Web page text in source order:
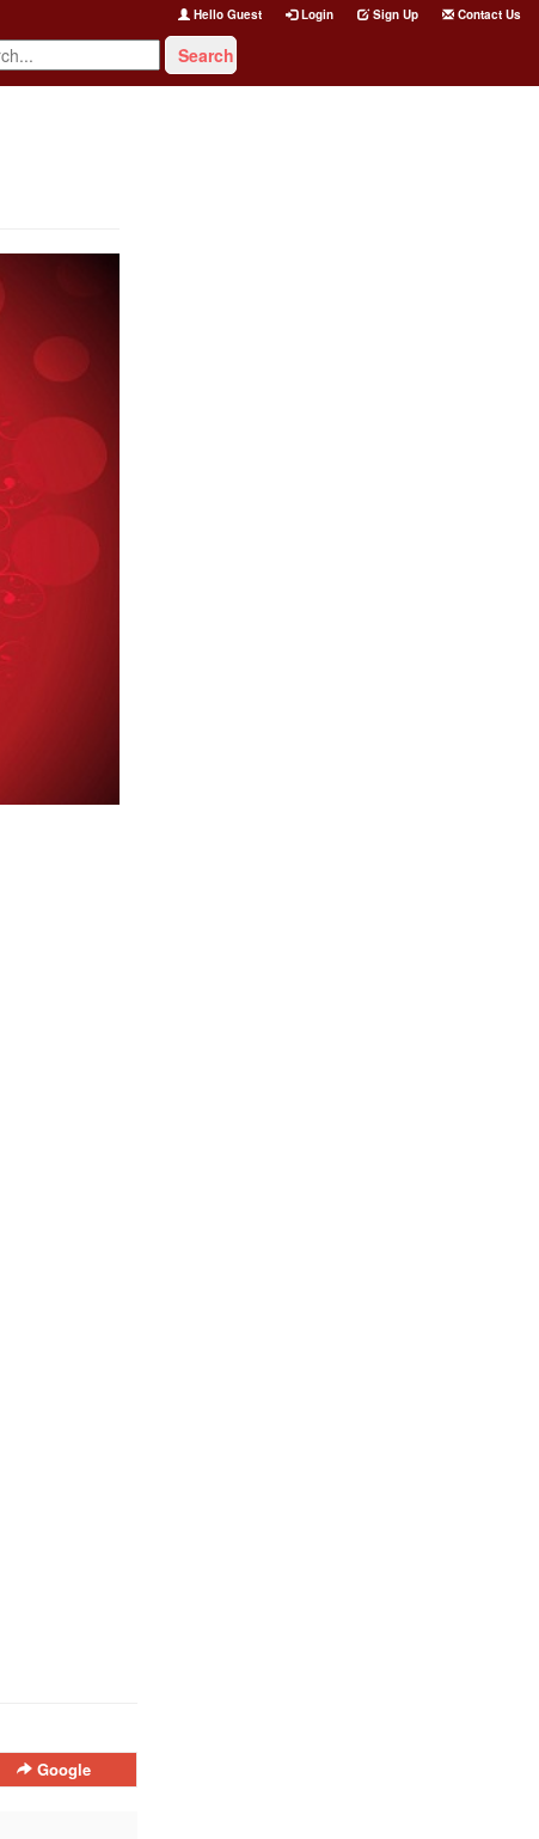
Hello Guest Login Sign Up Contact Us
Google